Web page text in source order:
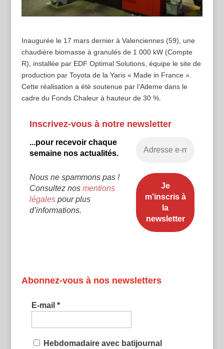
Inaugurée le 17 mars dernier à Valenciennes (59), une
chaudière biomasse à granulés de 1 000 kW (Compte
R), installée par EDF Optimal Solutions, équipe le site de
production par Toyota de la Yaris « Made in France ».
Cette réalisation a été soutenue par l’Ademe dans le
cadre du Fonds Chaleur à hauteur de 30 %.
Inscrivez-vous à notre newsletter
...pour recevoir chaque
semaine nos actualités.
Nous ne spammons pas !
Consultez nos mentions
légalespour plus
d’informations.
Abonnez-vous à nos newsletters
E-mail *
Hebdomadaire avec batijournal